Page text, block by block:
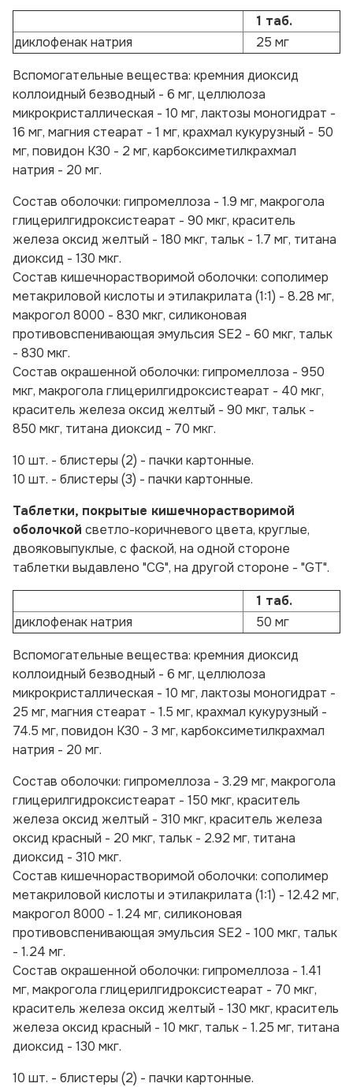
1 таб.
диклофенак натрия
25 мг
Вспомогательные вещества: кремния диоксид
коллоидный безводный - 6 мг, целлюлоза
микрокристаллическая - 10 мг, лактозы моногидрат -
16 мг, магния стеарат - 1 мг, крахмал кукурузный - 50
мг, повидон К30 - 2 мг, карбоксиметилкрахмал
натрия - 20 мг.
Состав оболочки: гипромеллоза - 1.9 мг, макрогола
глицерилгидроксистеарат - 90 мкг, краситель
железа оксид желтый - 180 мкг, тальк - 1.7 мг, титана
диоксид - 130 мкг.
Состав кишечнорастворимой оболочки: сополимер
метакриловой кислоты и этилакрилата (1:1) - 8.28 мг,
макрогол 8000 - 830 мкг, силиконовая
противовспенивающая эмульсия SE2 - 60 мкг, тальк
- 830 мкг.
Состав окрашенной оболочки: гипромеллоза - 950
мкг, макрогола глицерилгидроксистеарат - 40 мкг,
краситель железа оксид желтый - 90 мкг, тальк -
850 мкг, титана диоксид - 70 мкг.
10 шт. - блистеры (2) - пачки картонные.
10 шт. - блистеры (3) - пачки картонные.
Таблетки, покрытые кишечнорастворимой
оболочкой светло-коричневого цвета, круглые,
двояковыпуклые, с фаской, на одной стороне
таблетки выдавлено "CG", на другой стороне - "GT".
1 таб.
диклофенак натрия
50 мг
Вспомогательные вещества: кремния диоксид
коллоидный безводный - 6 мг, целлюлоза
микрокристаллическая - 10 мг, лактозы моногидрат -
25 мг, магния стеарат - 1.5 мг, крахмал кукурузный -
74.5 мг, повидон К30 - 3 мг, карбоксиметилкрахмал
натрия - 20 мг.
Состав оболочки: гипромеллоза - 3.29 мг, макрогола
глицерилгидроксистеарат - 150 мкг, краситель
железа оксид желтый - 310 мкг, краситель железа
оксид красный - 20 мкг, тальк - 2.92 мг, титана
диоксид - 310 мкг.
Состав кишечнорастворимой оболочки: сополимер
метакриловой кислоты и этилакрилата (1:1) - 12.42 мг,
макрогол 8000 - 1.24 мг, силиконовая
противовспенивающая эмульсия SE2 - 100 мкг, тальк
- 1.24 мг.
Состав окрашенной оболочки: гипромеллоза - 1.41
мг, макрогола глицерилгидроксистеарат - 70 мкг,
краситель железа оксид желтый - 130 мкг, краситель
железа оксид красный - 10 мкг, тальк - 1.25 мг, титана
диоксид - 130 мкг.
10 шт. - блистеры (2) - пачки картонные.